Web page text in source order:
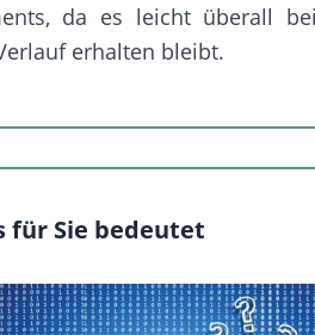
da es leicht überall
erhalten bleibt.
für Sie bedeutet